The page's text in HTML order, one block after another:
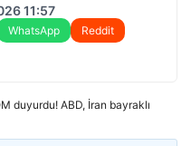
11:57
WhatsApp
Reddit
duyurdu! ABD, İran bayraklı